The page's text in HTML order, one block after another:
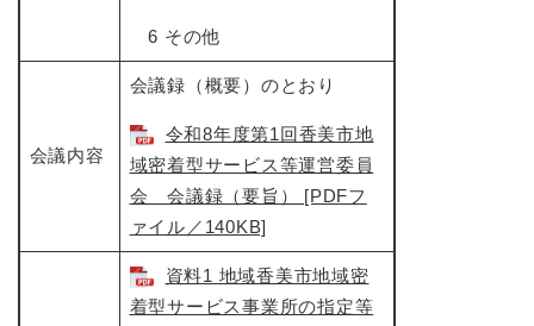
6 その他
会議内容
会議録（概要）のとおり
令和8年度第1回香美市地
域密着型サービス等運営委員
会 会議録（要旨） [PDFフ
ァイル／140KB]
資料1 地域香美市地域密
着型サービス事業所の指定等